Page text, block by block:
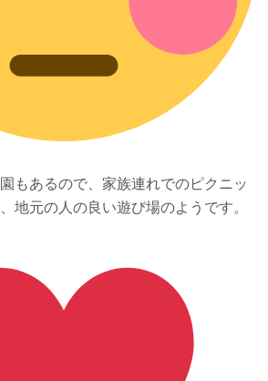
もあるので、家族連れでのピクニッ
地元の人の良い遊び場のようです。